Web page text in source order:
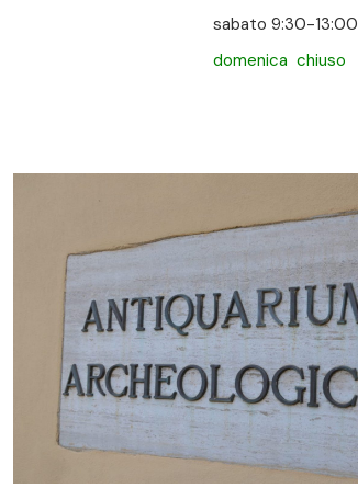
sabato 9:30-13:00
domenica chiuso